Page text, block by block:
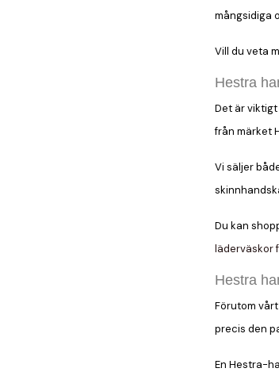
mångsidiga
Vill du veta
Hestra
Det är
från märket
Vi säljer
Du kan
läderväskor
Hestra
Förutom
precis den
En Hestra-